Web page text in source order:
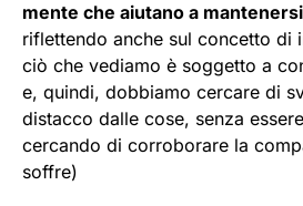
mente che aiutano a
riflettendo anche sul concetto di
ciò che vediamo è soggetto a
e, quindi, dobbiamo cercare di
distacco dalle cose, senza
cercando di corroborare la
soffre)